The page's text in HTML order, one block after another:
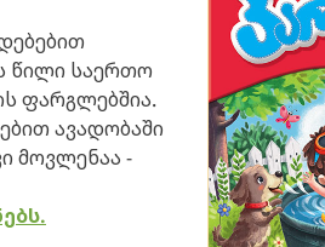
წილი საერთო
ფარგლებშია.
ავადობაში
მოვლენაა -